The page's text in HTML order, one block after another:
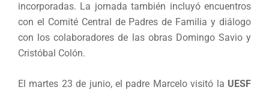
incorporadas. La jornada también incluyó encuentros
con el Comité Central de Padres de Familia y diálogo
con los colaboradores de las obras Domingo Savio y
Cristóbal Colón.
El martes 23 de junio, el padre Marcelo visitó la UESF